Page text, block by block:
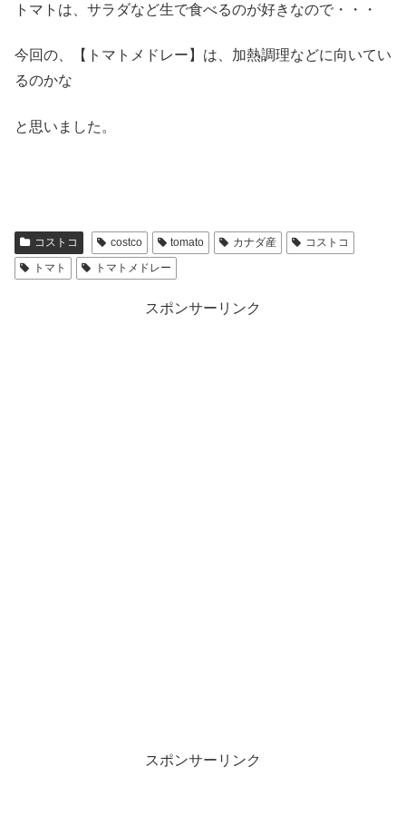
トマトは、サラダなど生で食べるのが好きなので・・・
今回の、【トマトメドレー】は、加熱調理などに向いてい
るのかな
と思いました。
コストコ costco tomato カナダ産
コストコ
トマト
トマトメドレー
スポンサーリンク
スポンサーリンク